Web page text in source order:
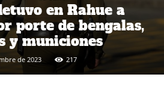
en Rahue a
porte de bengalas,
y municiones
de 2023 217